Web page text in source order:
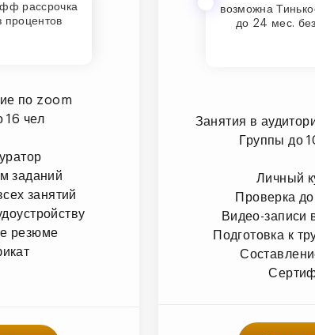
рассрочка
процентов
по zoom
16 чел
заданий
занятий
резюме
возможна
до 24 мес.
Занятия в
Группы до
Личный
Проверка
Видео-записи
Подготовка к